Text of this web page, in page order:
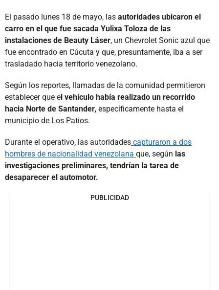
El pasado lunes 18 de mayo, las autoridades ubicaron el
carro en el que fue sacada Yulixa Toloza de las
instalaciones de Beauty Láser, un Chevrolet Sonic azul que
fue encontrado en Cúcuta y que, presuntamente, iba a ser
trasladado hacia territorio venezolano.
Según los reportes, llamadas de la comunidad permitieron
establecer que el vehículo había realizado un recorrido
hacia Norte de Santander, específicamente hasta el
municipio de Los Patios.
Durante el operativo, las autoridades capturaron a dos
hombres de nacionalidad venezolana que, según las
investigaciones preliminares, tendrían la tarea de
desaparecer el automotor.
PUBLICIDAD